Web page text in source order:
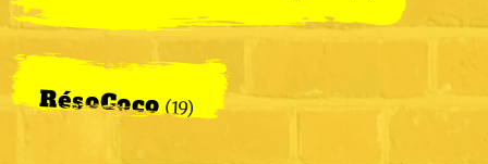
RésoCoco (19)